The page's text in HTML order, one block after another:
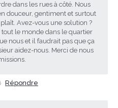
dans les rues à côté. Nous
douceur, gentiment et surtout
Avez-vous une solution ?
le monde dans le quartier
nous et il faudrait pas que ça
aidez-nous. Merci de nous
Répondre